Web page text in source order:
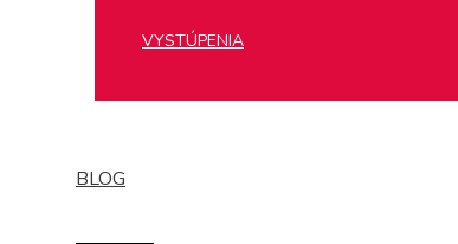
VYSTÚPENIA
BLOG